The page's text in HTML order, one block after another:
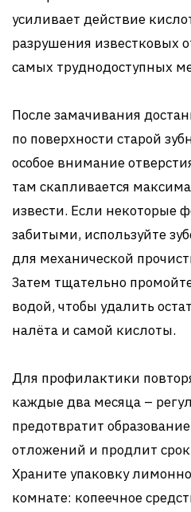
усиливает действие
разрушения известковых
самых труднодоступных
После замачивания
по поверхности старой
особое внимание
там скапливается
извести. Если некоторые
забитыми, используйте
для механической
Затем тщательно
водой, чтобы удалить
налёта и самой кислоты.
Для профилактики
каждые два месяца –
предотвратит
отложений и продлит
Храните упаковку
комнате: копеечное